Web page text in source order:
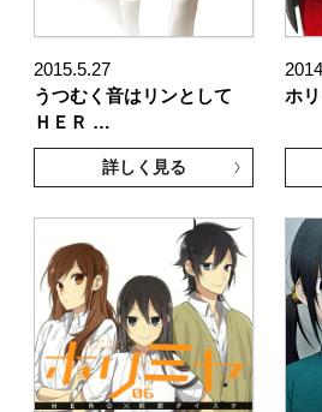
2015.5.27
うつむく音はリンとして
ＨＥＲ …
詳しく見る
ホ